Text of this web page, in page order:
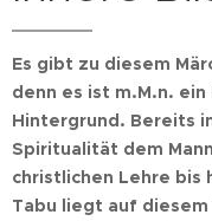
Es gibt zu diesem
denn es ist m.M.n.
Hintergrund. Bereits
Spiritualität dem
christlichen Lehre bis
Tabu liegt auf